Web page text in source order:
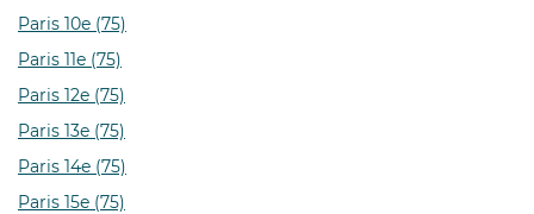
Paris 10e (75)
Paris 11e (75)
Paris 12e (75)
Paris 13e (75)
Paris 14e (75)
Paris 15e (75)